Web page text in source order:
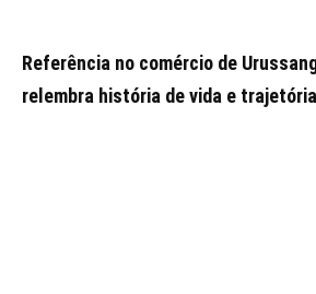
Referência no comércio de
relembra história de vida e